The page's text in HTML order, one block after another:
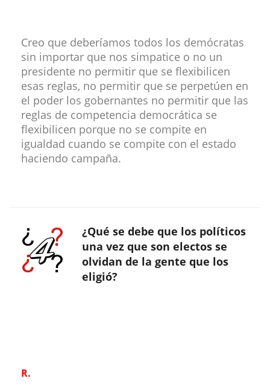
Creo que deberíamos todos los demócratas
sin importar que nos simpatice o no un
presidente no permitir que se flexibilicen
esas reglas, no permitir que se perpetúen en
el poder los gobernantes no permitir que las
reglas de competencia democrática se
flexibilicen porque no se compite en
igualdad cuando se compite con el estado
haciendo campaña.
¿Qué se debe que los políticos
una vez que son electos se
olvidan de la gente que los
eligió?
R.